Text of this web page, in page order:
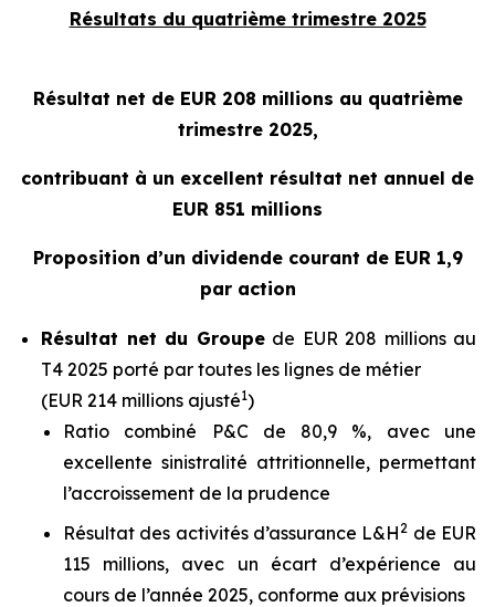
Résultats du quatrième trimestre 2025
Résultat net de EUR 208 millions au quatrième
trimestre 2025,
contribuant à un excellent résultat net annuel de
EUR 851 millions
Proposition d’un dividende courant de EUR 1,9
par action
Résultat net du Groupede EUR 208 millions au
T4 2025 porté par toutes les lignes de métier
(EUR 214 millions ajusté1)
Ratio combiné P&C de 80,9 %, avec une
excellente sinistralité attritionnelle, permettant
l’accroissement de la prudence
Résultat des activités d’assurance L&H 2 de EUR
115 millions, avec un écart d’expérience au
cours de l’année 2025, conforme aux prévisions